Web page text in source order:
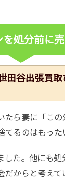
処分前に
田谷出張買
たら妻に「この
てるのはもった
した。他にも処
からと考えて